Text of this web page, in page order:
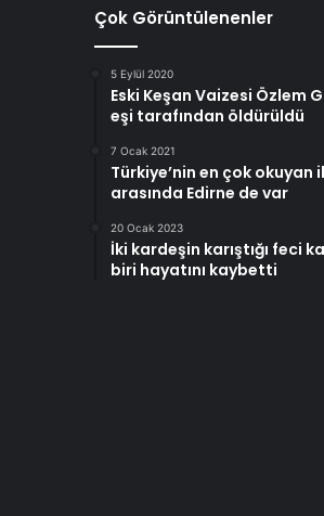
Çok Görüntülenenler
5 Eylül 2020
Eski Keşan Vaizesi Özlem
eşi tarafından öldürüldü
7 Ocak 2021
Türkiye’nin en çok okuyan
arasında Edirne de var
20 Ocak 2023
İki kardeşin karıştığı feci
biri hayatını kaybetti